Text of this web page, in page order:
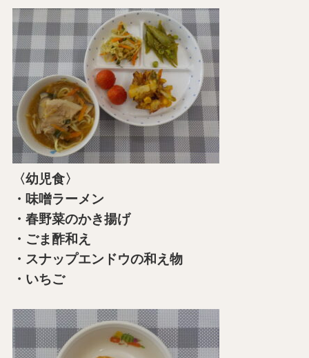
〈幼児食〉
・味噌ラーメン
・春野菜のかき揚げ
・ごま酢和え
・スナップエンドウの和え物
・いちご